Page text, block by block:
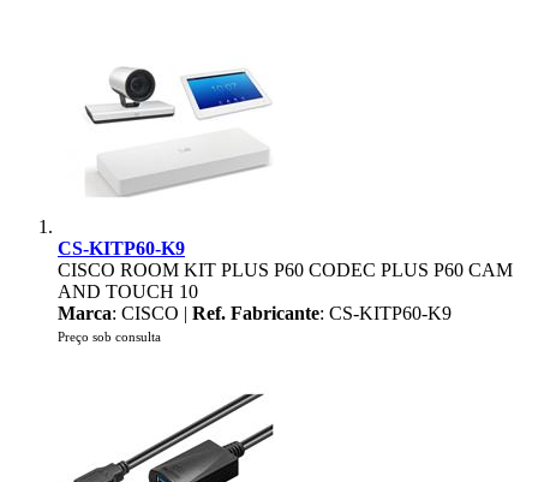
CS-KITP60-K9
CISCO ROOM KIT PLUS P60 CODEC PLUS P60 CAM
AND TOUCH 10
Marca: CISCO | Ref. Fabricante: CS-KITP60-K9
Preço sob consulta